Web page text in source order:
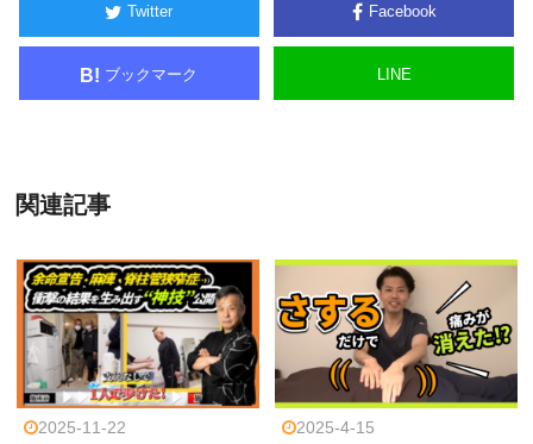
Twitter Facebook
B! ブックマーク LINE
関連記事
2025-11-22 2025-4-15